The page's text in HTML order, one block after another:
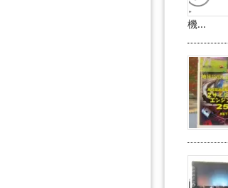
機...